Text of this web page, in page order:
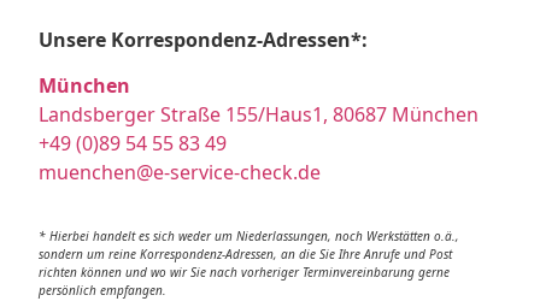
Unsere Korrespondenz-Adressen*:
München
Landsberger Straße 155/Haus1, 80687 München
+49 (0)89 54 55 83 49
muenchen@e-service-check.de
* Hierbei handelt es sich weder um Niederlassungen, noch Werkstätten o.ä.,
sondern um reine Korrespondenz-Adressen, an die Sie Ihre Anrufe und Post
richten können und wo wir Sie nach vorheriger Terminvereinbarung gerne
persönlich empfangen.